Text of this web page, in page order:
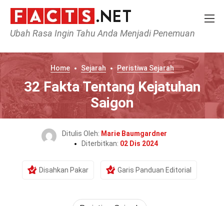
Ubah Rasa Ingin Tahu Anda Menjadi Penemuan
Home Sejarah Peristiwa Sejarah
32 Fakta Tentang Kejatuhan
Saigon
Ditulis Oleh: Marie Baumgardner
Diterbitkan: 02 Dis 2024
Disahkan Pakar Garis Panduan Editorial